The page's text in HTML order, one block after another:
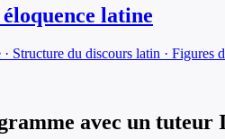
latine
Structure du discours latin · Figures
avec un tuteur